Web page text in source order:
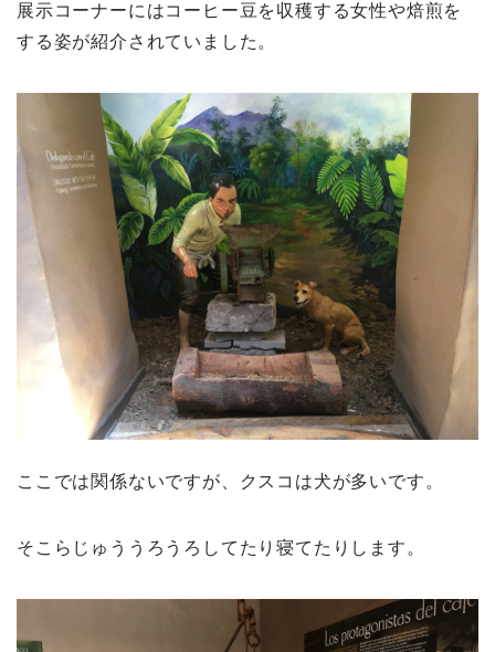
展示コーナーにはコーヒー豆を収穫する女性や焙煎を
する姿が紹介されていました。
ここでは関係ないですが、クスコは犬が多いです。
そこらじゅううろうろしてたり寝てたりします。